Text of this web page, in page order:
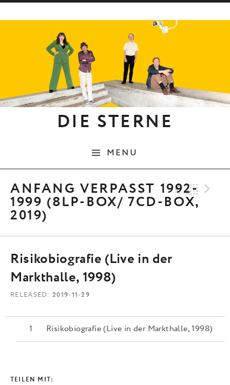
DIE STERNE
MENU
ANFANG VERPASST 1992-
1999 (8LP-BOX/ 7CD-BOX,
2019)
Risikobiografie (Live in der
Markthalle, 1998)
RELEASED 2019-11-29
Risikobiografie (Live in der Markthalle, 1998)
TEILEN MIT: